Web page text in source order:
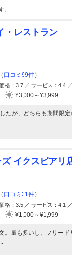
。
・レストラン
（ 口コミ99件）
格：3.7 ／ サービス：4.4
¥3,000～¥3,999
たが、どちらも期間限
イクスピアリ
（ 口コミ31件）
格：3.5 ／ サービス：4.1
¥1,000～¥1,999
。量も多いし、フリー